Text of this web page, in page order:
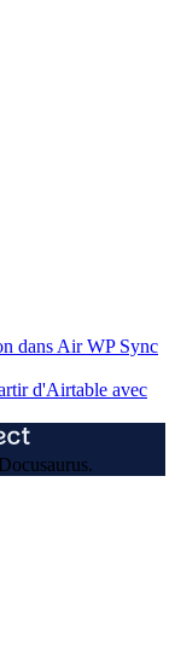
dans Air WP Sync
d'Airtable avec